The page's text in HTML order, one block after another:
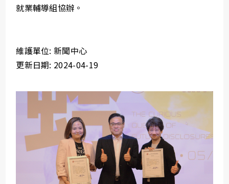
就業輔導組協辦。
維護單位: 新聞中心
更新日期: 2024-04-19